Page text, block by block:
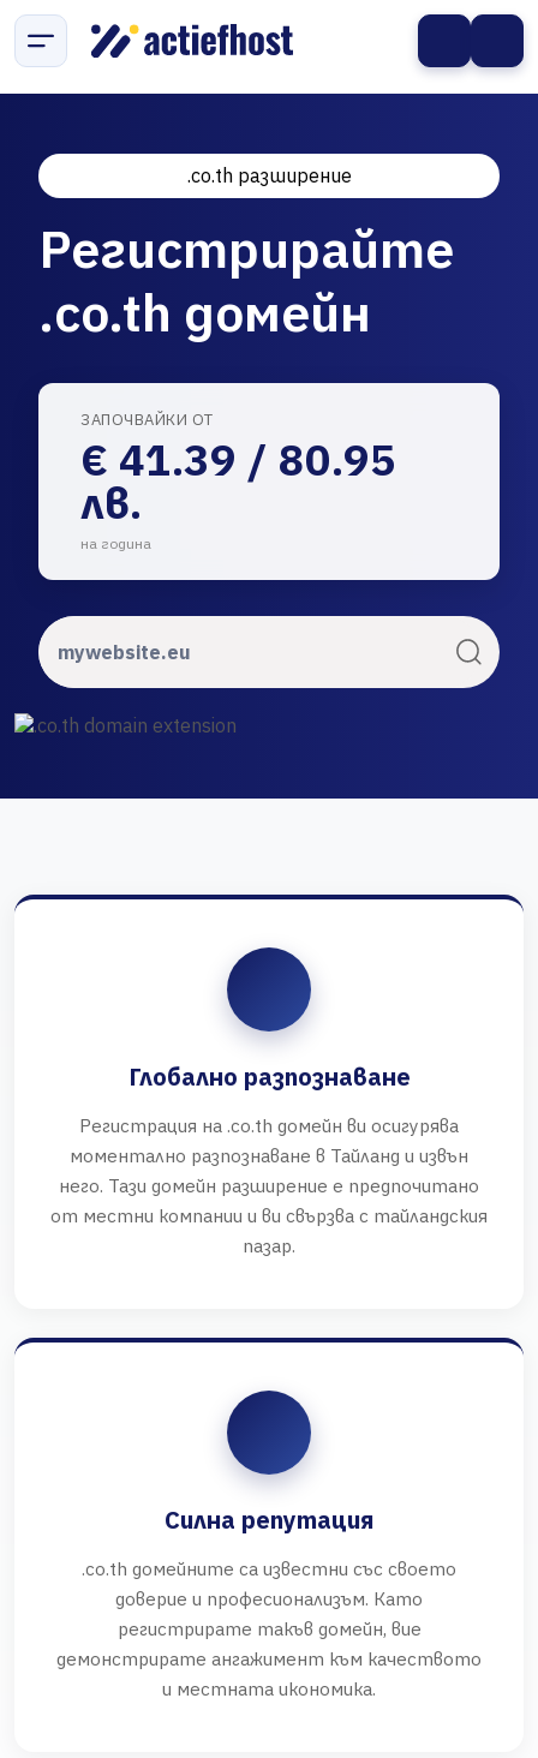
.co.th разширение
Регистрирайте
.co.th домейн
ЗАПОЧВАЙКИ ОТ
€ 41.39 / 80.95
лв.
на година
Глобално разпознаване
Регистрация на .co.th домейн ви осигурява
моментално разпознаване в Тайланд и извън
него. Тази домейн разширение е предпочитано
от местни компании и ви свързва с тайландския
пазар.
Силна репутация
.co.th домейните са известни със своето
доверие и професионализъм. Като
регистрирате такъв домейн, вие
демонстрирате ангажимент към качеството
и местната икономика.